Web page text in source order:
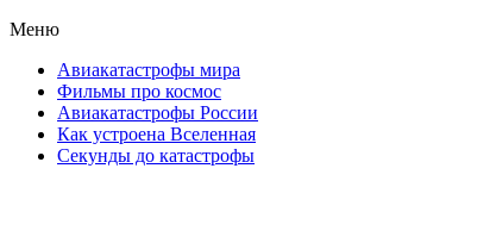
Меню
Авиакатастрофы мира
Фильмы про космос
Авиакатастрофы России
Как устроена Вселенная
Секунды до катастрофы